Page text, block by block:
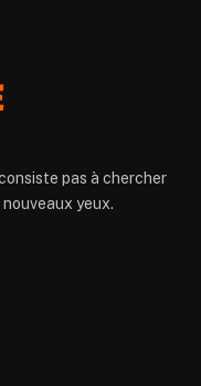
pas à chercher
yeux.